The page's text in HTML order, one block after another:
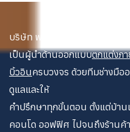
บริษัท พระนคร เดคคอเรท จำกัด
เป็นผู้นำด้านออกแบบตกแต่งภ
บิ้วอินครบวงจร ด้วยทีมช่างมือ
ดูแลและให้
คำปรึกษาทุกขั้นตอน ตั้งแต่บ้าน
คอนโด ออฟฟิศ ไปจนถึงร้านค้